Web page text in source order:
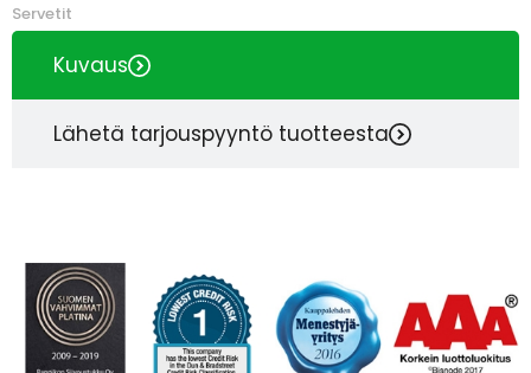
Servetit
Kuvaus
Lähetä tarjouspyyntö tuotteesta